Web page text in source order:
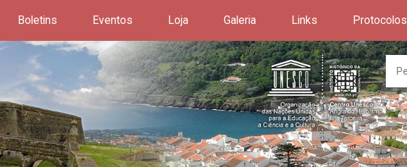
Boletins Eventos Loja Galeria Links Protocolos